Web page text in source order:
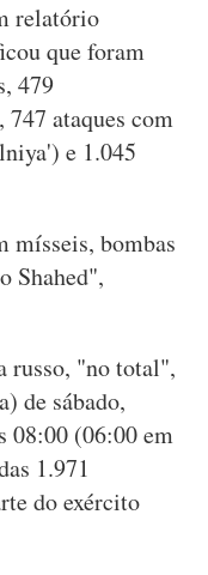
relatório
que foram
479
ataques com
e 1.045
mísseis, bombas
Shahed",
russo, "no total",
de sábado,
08:00 (06:00 em
1.971
do exército